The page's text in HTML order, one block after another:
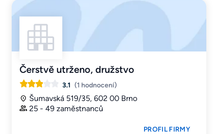
Čerstvě utrženo, družstvo
3.1 (1 hodnocení)
Šumavská 519/35, 602 00 Brno
25 - 49 zaměstnanců
PROFIL FIRMY